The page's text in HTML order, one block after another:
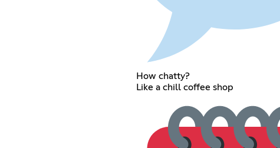
How chatty?
Like a chill coffee shop